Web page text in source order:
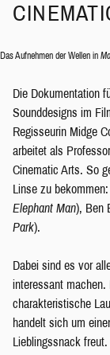
Das Aufnehmen der Wellen in
Die Dokumentation
Sounddesigns im
Regisseurin Midge
arbeitet als
Cinematic Arts. So
Linse zu
Elephant Man), Ben
Park).
Dabei sind es vor
interessant
charakteristische
handelt sich um
Lieblingssnack